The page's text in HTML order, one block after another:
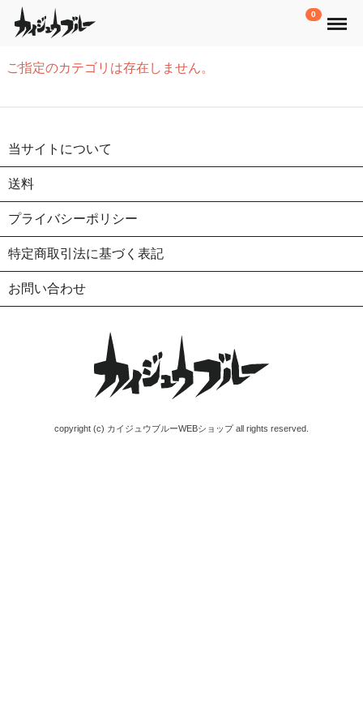
0 Menu
ご指定のカテゴリは存在しません。
当サイトについて
送料
プライバシーポリシー
特定商取引法に基づく表記
お問い合わせ
copyright (c) カイジュウブルーWEBショップ all rights reserved.